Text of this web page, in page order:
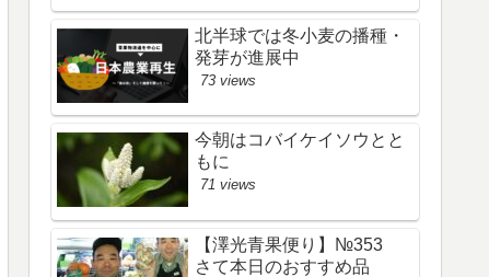
北半球では冬小麦の播種・
発芽が進展中
73 views
今朝はコバイケイソウとと
もに
71 views
【澤光青果便り】№353
さて本日のおすすめ品